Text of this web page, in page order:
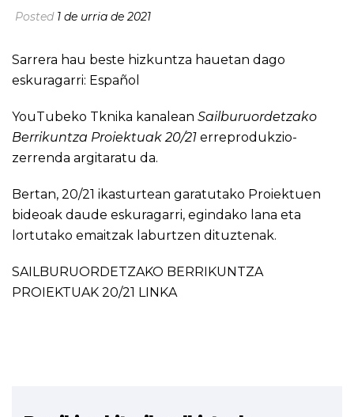
Posted 1 de urria de 2021
Sarrera hau beste hizkuntza hauetan dago
eskuragarri: Español
YouTubeko Tknika kanalean Sailburuordetzako
Berrikuntza Proiektuak 20/21 erreprodukzio-
zerrenda argitaratu da.
Bertan, 20/21 ikasturtean garatutako Proiektuen
bideoak daude eskuragarri, egindako lana eta
lortutako emaitzak laburtzen dituztenak.
SAILBURUORDETZAKO BERRIKUNTZA
PROIEKTUAK 20/21 LINKA